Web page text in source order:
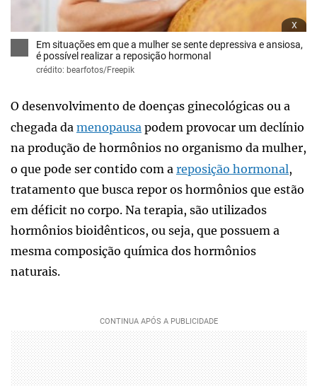
x
Em situações em que a mulher se sente depressiva e ansiosa,
é possível realizar a reposição hormonal
crédito: bearfotos/Freepik
O desenvolvimento de doenças ginecológicas ou a
chegada da menopausa podem provocar um declínio
na produção de hormônios no organismo da mulher,
o que pode ser contido com a reposição hormonal,
tratamento que busca repor os hormônios que estão
em déficit no corpo. Na terapia, são utilizados
hormônios bioidênticos, ou seja, que possuem a
mesma composição química dos hormônios
naturais.